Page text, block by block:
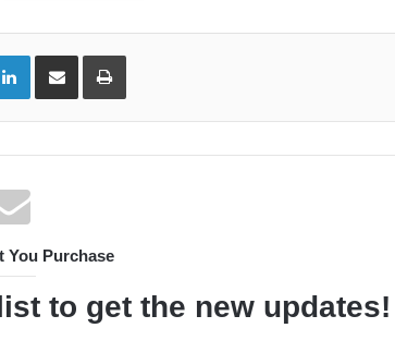
LinkedinPartager par email Imprimer
You Purchase
to get the new updates!